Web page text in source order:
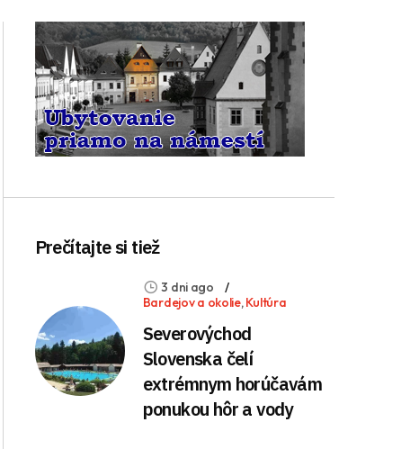
Prečítajte si tiež
3 dni ago
Bardejov a okolie,Kultúra
Severovýchod
Slovenska čelí
extrémnym horúčavám
ponukou hôr a vody